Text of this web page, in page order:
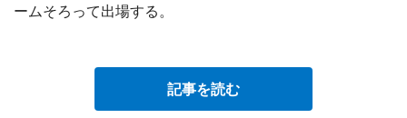
ームそろって出場する。
記事を読む